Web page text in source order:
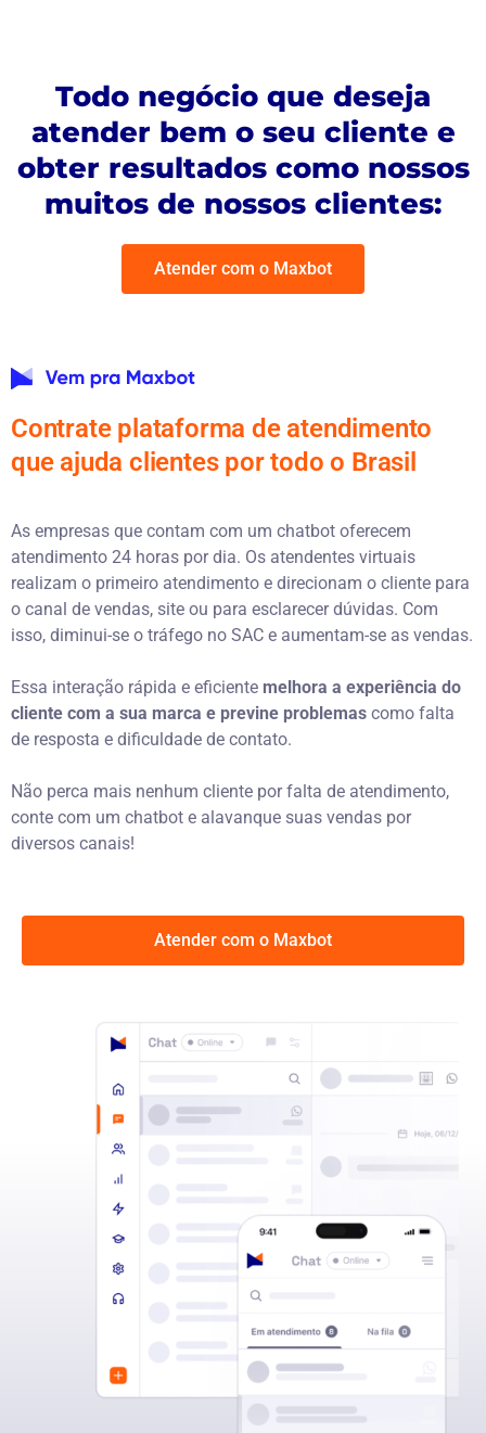
Todo negócio que deseja
atender bem o seu cliente e
obter resultados como nossos
muitos de nossos clientes:
Atender com o Maxbot
Contrate plataforma de atendimento
que ajuda clientes por todo o Brasil
As empresas que contam com um chatbot oferecem
atendimento 24 horas por dia. Os atendentes virtuais
realizam o primeiro atendimento e direcionam o cliente para
o canal de vendas, site ou para esclarecer dúvidas. Com
isso, diminui-se o tráfego no SAC e aumentam-se as vendas.
Essa interação rápida e eficiente melhora a experiência do
cliente com a sua marca e previne problemas como falta
de resposta e dificuldade de contato.
Não perca mais nenhum cliente por falta de atendimento,
conte com um chatbot e alavanque suas vendas por
diversos canais!
Atender com o Maxbot